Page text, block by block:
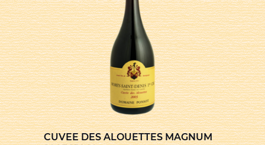
CUVEE DES ALOUETTES MAGNUM